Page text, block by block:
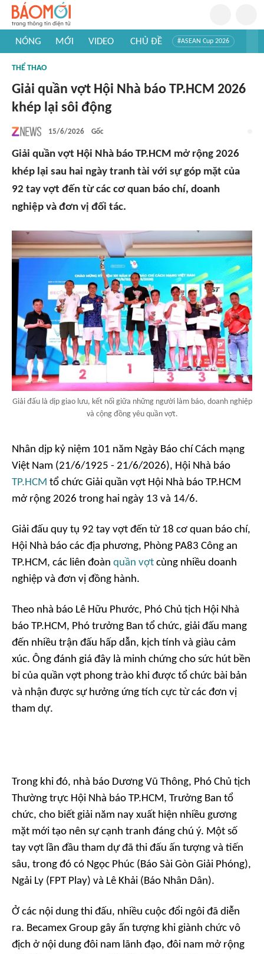
NÓNG MỚI VIDEO CHỦ ĐỀ #ASEAN Cup 2026
#Khám phá thế giới
THỂ THAO
Giải quần vợt Hội Nhà báo TP.HCM 2026
khép lại sôi động
15/6/2026 Gốc
Giải quần vợt Hội Nhà báo TP.HCM mở rộng 2026
khép lại sau hai ngày tranh tài với sự góp mặt của
92 tay vợt đến từ các cơ quan báo chí, doanh
nghiệp và đơn vị đối tác.
Giải đấu là dịp giao lưu, kết nối giữa những người làm báo, doanh nghiệp
và cộng đồng yêu quần vợt.
Nhân dịp kỷ niệm 101 năm Ngày Báo chí Cách mạng
Việt Nam (21/6/1925 - 21/6/2026), Hội Nhà báo
TP.HCM tổ chức Giải quần vợt Hội Nhà báo TP.HCM
mở rộng 2026 trong hai ngày 13 và 14/6.
Giải đấu quy tụ 92 tay vợt đến từ 18 cơ quan báo chí,
Hội Nhà báo các địa phương, Phòng PA83 Công an
TP.HCM, các liên đoàn quần vợt cùng nhiều doanh
nghiệp và đơn vị đồng hành.
Theo nhà báo Lê Hữu Phước, Phó Chủ tịch Hội Nhà
báo TP.HCM, Phó trưởng Ban tổ chức, giải đấu mang
đến nhiều trận đấu hấp dẫn, kịch tính và giàu cảm
xúc. Ông đánh giá đây là minh chứng cho sức hút bền
bỉ của quần vợt phong trào khi được tổ chức bài bản
và nhận được sự hưởng ứng tích cực từ các đơn vị
tham dự.
Trong khi đó, nhà báo Dương Vũ Thông, Phó Chủ tịch
Thường trực Hội Nhà báo TP.HCM, Trưởng Ban tổ
chức, cho biết giải năm nay xuất hiện nhiều gương
mặt mới tạo nên sự cạnh tranh đáng chú ý. Một số
tay vợt lần đầu tham dự đã thi đấu ấn tượng và tiến
sâu, trong đó có Ngọc Phúc (Báo Sài Gòn Giải Phóng),
Ngải Ly (FPT Play) và Lê Khải (Báo Nhân Dân).
Ở các nội dung thi đấu, nhiều cuộc đổi ngôi đã diễn
ra. Becamex Group gây ấn tượng khi giành chức vô
địch ở nội dung đôi nam lãnh đạo, đôi nam mở rộng